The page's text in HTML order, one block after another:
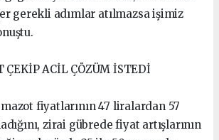
gerekli adımlar atılmazsa işimiz
ÇEKİP ACİL ÇÖZÜM İSTEDİ
fiyatlarının 47 liralardan 57
zirai gübrede fiyat artışlarının